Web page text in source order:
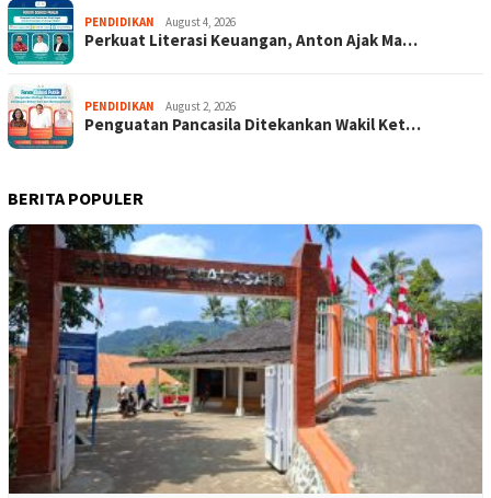
PENDIDIKAN August 4, 2026
Perkuat Literasi Keuangan, Anton Ajak Ma…
PENDIDIKAN August 2, 2026
Penguatan Pancasila Ditekankan Wakil Ket…
BERITA POPULER